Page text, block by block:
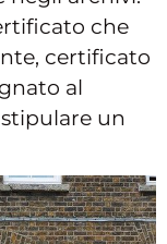
che
certificato
al
un